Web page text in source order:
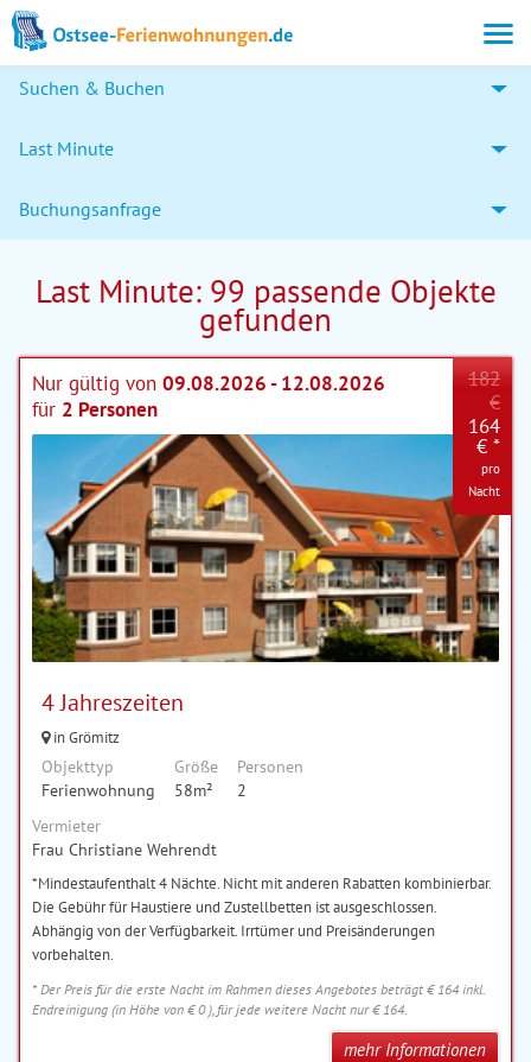
Suchen & Buchen
Last Minute
Buchungsanfrage
Last Minute: 99 passende Objekte
gefunden
Nur gültig von 09.08.2026 - 12.08.2026
für 2 Personen
4 Jahreszeiten
in Grömitz
Objekttyp
Ferienwohnung
Größe
58m²
Personen
2
182
€
164
€ *
pro
Nacht
Vermieter
Frau Christiane Wehrendt
*Mindestaufenthalt 4 Nächte. Nicht mit anderen Rabatten kombinierbar.
Die Gebühr für Haustiere und Zustellbetten ist ausgeschlossen.
Abhängig von der Verfügbarkeit. Irrtümer und Preisänderungen
vorbehalten.
* Der Preis für die erste Nacht im Rahmen dieses Angebotes beträgt € 164 inkl.
Endreinigung (in Höhe von € 0 ), für jede weitere Nacht nur € 164.
mehr Informationen